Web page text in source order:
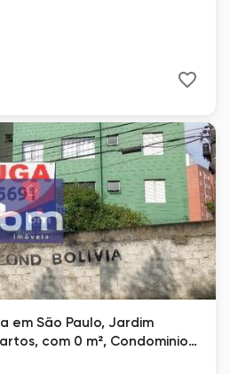
em São Paulo, Jardim
com 0 m², Condominio